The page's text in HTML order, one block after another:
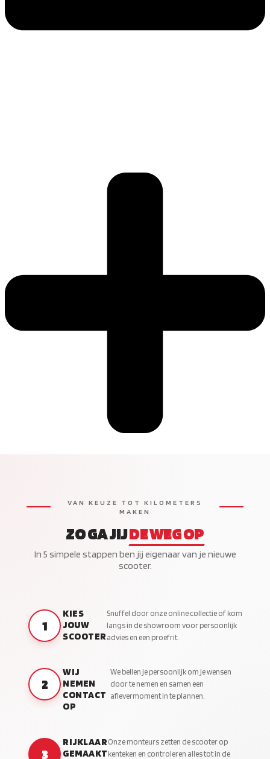
VAN KEUZE TOT KILOMETERS
MAKEN
ZO GA JIJDE WEG OP
In 5 simpele stappen ben jij eigenaar van je nieuwe
scooter.
1
KIES
JOUW
SCOOTER
Snuffel door onze online collectie of kom
langs in de showroom voor persoonlijk
advies en een proefrit.
2
WIJ
NEMEN
CONTACT
OP
We bellen je persoonlijk om je wensen
door te nemen en samen een
aflevermoment in te plannen.
3
RIJKLAAR
GEMAAKT
Onze monteurs zetten de scooter op
kenteken en controleren alles tot in de